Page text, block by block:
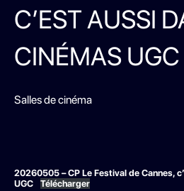
C’EST AUSSI
CINÉMAS UGC
Salles de cinéma
20260505 – CP Le Festival de Cannes,
UGC
Télécharger